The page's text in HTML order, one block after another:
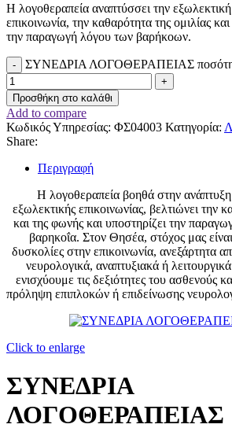
Η λογοθεραπεία αναπτύσσει την εξωλεκτική
επικοινωνία, την καθαρότητα της ομιλίας
την παραγωγή λόγου των βαρήκοων.
ΣΥΝΕΔΡΙΑ ΛΟΓΟΘΕΡΑΠΕΙΑΣ
Προσθήκη στο καλάθι
Add to compare
Κωδικός Υπηρεσίας: ΦΣ04003 Κατηγορία:
Share:
Περιγραφή
Η λογοθεραπεία βοηθά στην ανάπτυξη
εξωλεκτικής επικοινωνίας, βελτιώνει την
και της φωνής και υποστηρίζει την
βαρηκοΐα. Στον Θησέα, στόχος μας
δυσκολίες στην επικοινωνία, ανεξάρτητα
νευρολογικά, αναπτυξιακά ή
ενισχύουμε τις δεξιότητες του ασθενούς
πρόληψη επιπλοκών ή επιδείνωσης
Click to enlarge
ΣΥΝΕΔΡΙΑ
ΛΟΓΟΘΕΡΑΠΕΙΑΣ